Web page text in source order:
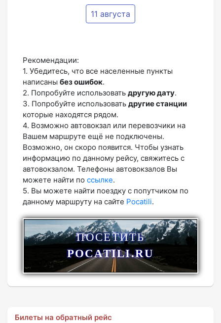
11 августа
Рекомендации:
1. Убедитесь, что все населенные пункты
написаны без ошибок.
2. Попробуйте использовать другую дату.
3. Попробуйте использовать другие станции
которые находятся рядом.
4. Возможно автовокзал или перевозчики на
Вашем маршруте ещё не подключены.
Возможно, он скоро появится. Чтобы узнать
информацию по данному рейсу, свяжитесь с
автовокзалом. Телефоны автовокзалов Вы
можете найти по ссылке.
5. Вы можете найти поездку с попутчиком по
данному маршруту на сайте Pocatili.
ПОСЕТИТЬ
POCATILI.RU
Билеты на обратный рейс